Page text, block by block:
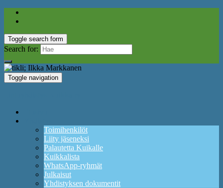
Toggle search form
Search for:
Toggle navigation
Toimihenkilöt
Liity jäseneksi
Palautetta Kuikalle
Kuikkalista
WhatsApp-ryhmät
Julkaisut
Yhdistyksen dokumentit